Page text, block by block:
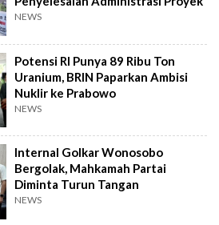
NEWS
Potensi RI Punya 89 Ribu Ton
Uranium, BRIN Paparkan Ambisi
Nuklir ke Prabowo
NEWS
Internal Golkar Wonosobo
Bergolak, Mahkamah Partai
Diminta Turun Tangan
NEWS